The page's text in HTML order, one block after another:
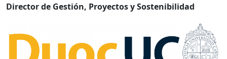
Director de Gestión, Proyectos y Sostenibilidad